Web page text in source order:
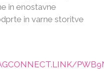
in enostavne
in varne storitve